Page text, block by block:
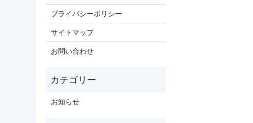
プライバシーポリシー
サイトマップ
お問い合わせ
お知らせ